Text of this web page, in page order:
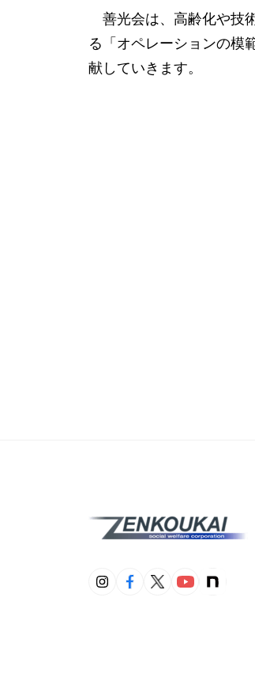
善光会は、高齢化や技
る「オペレーションの模
献していきます。